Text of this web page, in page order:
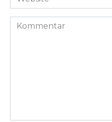
Kommentar